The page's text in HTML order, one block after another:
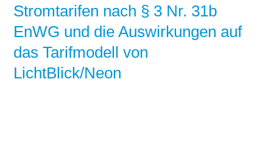
Stromtarifen nach § 3 Nr. 31b
EnWG und die Auswirkungen auf
das Tarifmodell von
LichtBlick/Neon